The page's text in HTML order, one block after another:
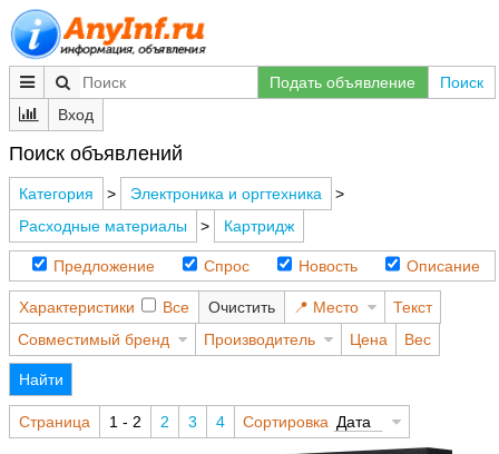
Подать объявление
Поиск
Вход
Поиск объявлений
Категория > Электроника и оргтехника
>
Расходные материалы
> Картридж
Предложение Спрос Новость Описание
Характеристики Все Очистить Место
Текст
Совместимый бренд
Производитель Цена Вес
Найти
Страница 1 - 2 2 3 4 Сортировка Дата